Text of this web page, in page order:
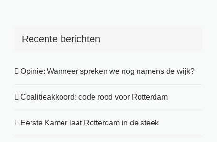
Recente berichten
Opinie: Wanneer spreken we nog namens de wijk?
Coalitieakkoord: code rood voor Rotterdam
Eerste Kamer laat Rotterdam in de steek